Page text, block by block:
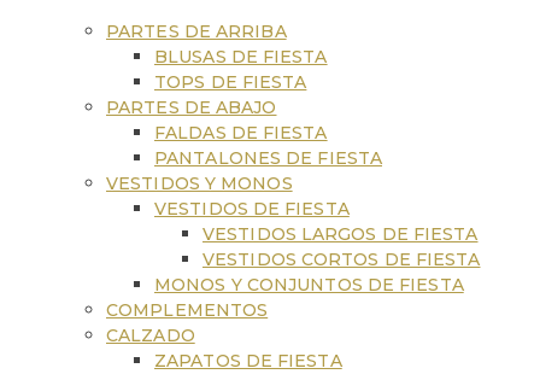
PARTES DE ARRIBA
BLUSAS DE FIESTA
TOPS DE FIESTA
PARTES DE ABAJO
FALDAS DE FIESTA
PANTALONES DE FIESTA
VESTIDOS Y MONOS
VESTIDOS DE FIESTA
VESTIDOS LARGOS DE FIESTA
VESTIDOS CORTOS DE FIESTA
MONOS Y CONJUNTOS DE FIESTA
COMPLEMENTOS
CALZADO
ZAPATOS DE FIESTA